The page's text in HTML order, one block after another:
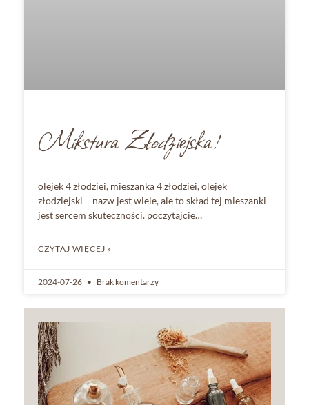
Mikstura Złodziejska!
olejek 4 złodziei, mieszanka 4 złodziei, olejek
złodziejski – nazw jest wiele, ale to skład tej mieszanki
jest sercem skuteczności. poczytajcie…
CZYTAJ WIĘCEJ »
2024-07-26 Brak komentarzy